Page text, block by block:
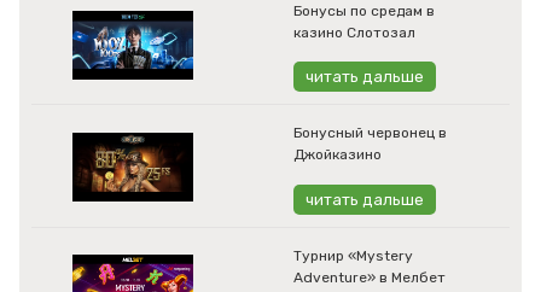
Бонусы по средам в
казино Слотозал
читать дальше
Бонусный червонец в
Джойказино
читать дальше
Турнир «Mystery
Adventure» в Мелбет